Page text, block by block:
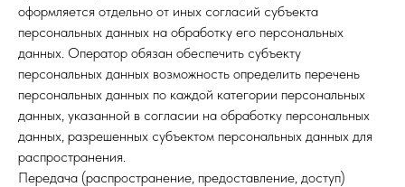
оформляется отдельно от иных согласий субъекта
персональных данных на обработку его персональных
данных. Оператор обязан обеспечить субъекту
персональных данных возможность определить перечень
персональных данных по каждой категории персональных
данных, указанной в согласии на обработку персональных
данных, разрешенных субъектом персональных данных для
распространения.
Передача (распространение, предоставление, доступ)